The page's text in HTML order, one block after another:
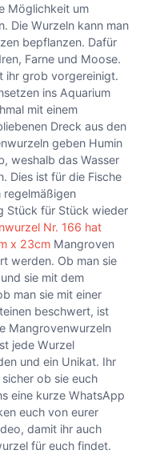
Möglichkeit um
Die Wurzeln kann man
bepflanzen. Dafür
Farne und Moose.
ihr grob vorgereinigt.
ins Aquarium
mit einem
Dreck aus den
geben Humin
weshalb das Wasser
Dies ist für die Fische
Stück für Stück wieder
Nr. 166 hat
x 23cm Mangroven
werden. Ob man sie
sie mit dem
man sie mit einer
beschwert, ist
Mangrovenwurzeln
jede Wurzel
und ein Unikat. Ihr
ob sie euch
eine kurze WhatsApp
euch von eurer
damit ihr auch
für euch findet.